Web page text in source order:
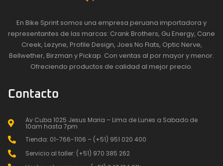
En Bike Sprint somos una empresa peruana importadora y
representantes de las marcas: Crank Brothers, Gu Energy, Cane
Creek, Lezyne, Profile Design, Joes No Flats, Optic Nerve,
Bellwether, Birzman y Pickap. Con ventas al por mayor y menor.
Ofreciendo productos de calidad al mejor precio.
Contacto
Av Cuba 1025 Jesus Maria – Lima de Lunes a Sabado de
10am hasta 7pm
Tienda: 01-766-1106 – (+51) 951 020 400
Servicio al taller: (+51) 970 385 262